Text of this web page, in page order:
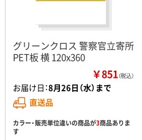
グリーンクロス 警察官立寄所
PET板 横 120x360
￥851（税込）
お届け日：8月26日（水）まで
直送品
カラー・販売単位違いの商品が3商品ありま
す